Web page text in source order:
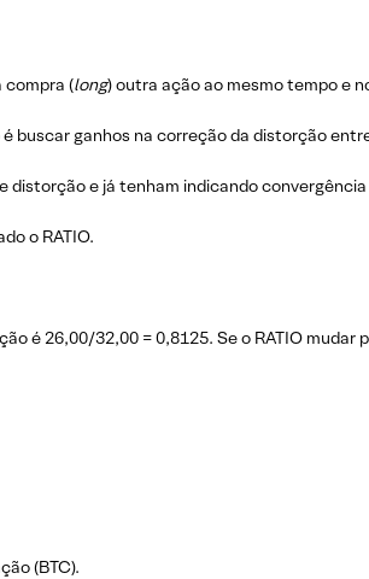
compra (long) outra ação ao mesmo tempo e
buscar ganhos na correção da distorção
e já tenham indicando convergência
o RATIO.
é 26,00/32,00 = 0,8125. Se o RATIO mudar
(BTC).